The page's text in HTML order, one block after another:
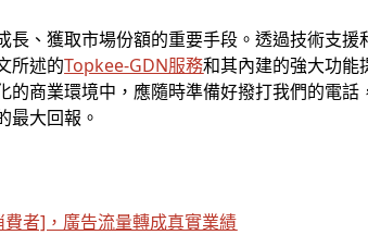
、獲取市場份額的重要手段。透過技術支
所述的Topkee-GDN服務和其內建的強大功能
商業環境中，應隨時準備好撥打我們的電
最大回報。
者]，廣告流量轉成真實業績